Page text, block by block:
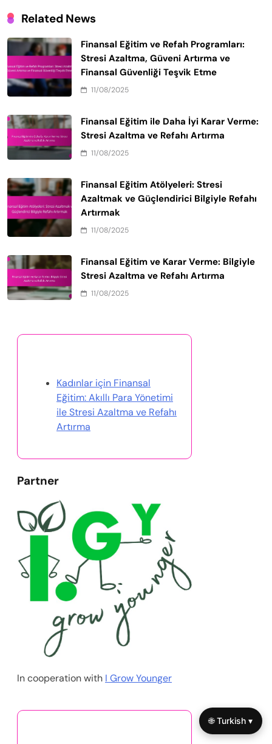
Related News
Finansal Eğitim ve Refah Programları:
Stresi Azaltma, Güveni Artırma ve
Finansal Güvenliği Teşvik Etme
11/08/2025
Finansal Eğitim ile Daha İyi Karar Verme:
Stresi Azaltma ve Refahı Artırma
11/08/2025
Finansal Eğitim Atölyeleri: Stresi
Azaltmak ve Güçlendirici Bilgiyle Refahı
Artırmak
11/08/2025
Finansal Eğitim ve Karar Verme: Bilgiyle
Stresi Azaltma ve Refahı Artırma
11/08/2025
Kadınlar için Finansal
Eğitim: Akıllı Para Yönetimi
ile Stresi Azaltma ve Refahı
Artırma
Partner
In cooperation with I Grow Younger
🌐 Turkish ▾